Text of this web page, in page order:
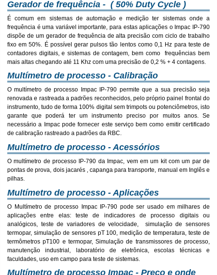
Gerador de frequência - ( 50% Duty Cycle )
É comum em sistemas de automação e medição ter sistemas onde a
frequência é uma variável importante, para estas aplicações o Impac IP-790
dispõe de um gerador de frequência de alta precisão com ciclo de trabalho
fixo em 50%. É possível gerar pulsos tão lentos como 0,1 Hz para teste de
contadores digitais, e sistemas de contagem, bem como frequências bem
mais altas chegando até 11 Khz com uma precisão de 0,2 % + 4 contagens.
Multímetro de processo - Calibração
O multímetro de processo Impac IP-790 permite que a sua precisão seja
renovada e rastreada a padrões reconhecidos, pelo próprio painel frontal do
instrumento, tudo de forma 100% digital sem trimpots ou potenciômetros, isto
garante que poderá ter um instrumento preciso por muitos anos. Se
necessário a Impac pode fornecer este serviço bem como emitir certificado
de calibração rastreado a padrões da RBC.
Multímetro de processo - Acessórios
O multímetro de processo IP-790 da Impac, vem em um kit com um par de
pontas de prova, dois jacarés , capanga para transporte, manual em Inglês e
pilhas.
Multímetro de processo - Aplicações
O Multímetro de processo Impac IP-790 pode ser usado em milhares de
aplicações entre elas: teste de indicadores de processo digitais ou
analógicos, teste de variadores de velocidade, simulação de sensores
termopar, simulação de sensores pT 100, medição de temperatura, teste de
termômetros pT100 e termopar, Simulação de transmissores de processo,
manutenção industrial, laboratório de eletrônica, escolas técnicas e
faculdades, uso em campo para teste de sistemas.
Multímetro de processo Impac - Preço e onde